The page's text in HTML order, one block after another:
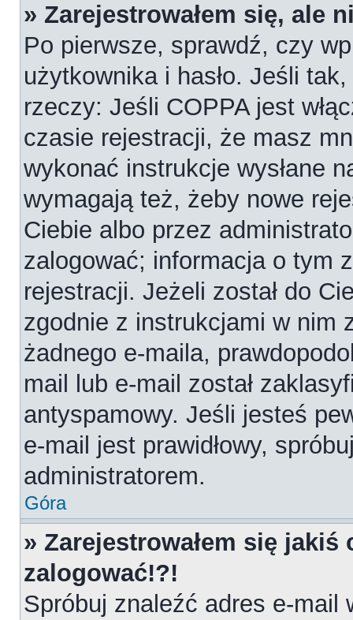
» Zarejestrowałem się, ale
Po pierwsze, sprawdź, czy
użytkownika i hasło. Jeśli
rzeczy: Jeśli COPPA jest
czasie rejestracji, że masz
wykonać instrukcje wysłane
wymagają też, żeby nowe
Ciebie albo przez
zalogować; informacja o tym
rejestracji. Jeżeli został do
zgodnie z instrukcjami w nim
żadnego e-maila,
mail lub e-mail został
antyspamowy. Jeśli jesteś
e-mail jest prawidłowy,
administratorem.
Góra
» Zarejestrowałem się
zalogować!?!
Spróbuj znaleźć adres e-mail